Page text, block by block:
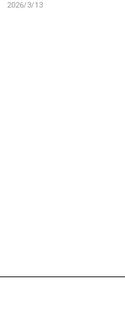
2026/3/13